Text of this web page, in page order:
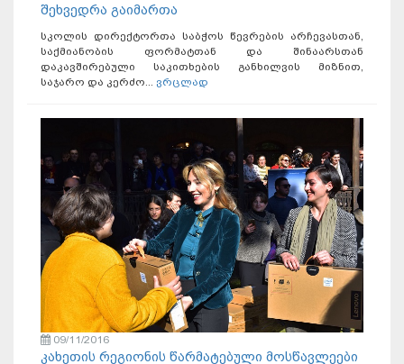
შეხვედრა გაიმართა
სკოლის დირექტორთა საბჭოს წევრების არჩევასთან,
საქმიანობის ფორმატთან და შინაარსთან
დაკავშირებული საკითხების განხილვის მიზნით,
საჯარო და კერძო... ვრცლად
09/11/2016
კახეთის რეგიონის წარმატებული მოსწავლეები